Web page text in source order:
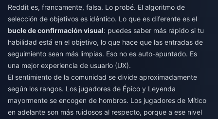
Reddit es, francamente, falsa. Lo probé. El algoritmo de
selección de objetivos es idéntico. Lo que es diferente es el
bucle de confirmación visual: puedes saber más rápido si tu
habilidad está en el objetivo, lo que hace que las entradas de
seguimiento sean más limpias. Eso no es auto-apuntado. Es
una mejor experiencia de usuario (UX).
El sentimiento de la comunidad se divide aproximadamente
según los rangos. Los jugadores de Épico y Leyenda
mayormente se encogen de hombros. Los jugadores de Mítico
en adelante son más ruidosos al respecto, porque a ese nivel